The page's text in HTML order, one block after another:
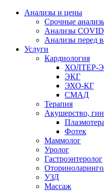
Анализы и цены
Срочные
Анализы
Анализы перед
Услуги
Кардиология
ХОЛТЕР-
ЭКГ
ЭХО-КГ
СМАД
Терапия
Акушерство,
Фотек
Маммолог
Уролог
Гастроэнтеролог
УЗД
Массаж